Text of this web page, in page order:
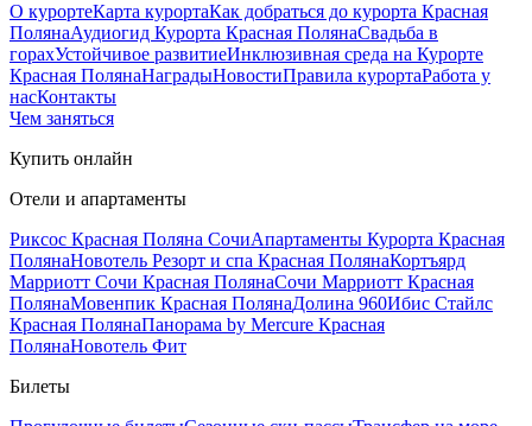
О курортеКарта курортаКак добраться до курорта Красная
ПолянаАудиогид Курорта Красная ПолянаСвадьба в
горахУстойчивое развитиеИнклюзивная среда на Курорте
Красная ПолянаНаградыНовостиПравила курортаРабота у
насКонтакты
Чем заняться
Купить онлайн
Отели и апартаменты
Риксос Красная Поляна СочиАпартаменты Курорта Красная
ПолянаНовотель Резорт и спа Красная ПолянаКортъярд
Марриотт Сочи Красная ПолянаСочи Марриотт Красная
ПолянаМовенпик Красная ПолянаДолина 960Ибис Стайлс
Красная ПолянаПанорама by Mercure Красная
ПолянаНовотель Фит
Билеты